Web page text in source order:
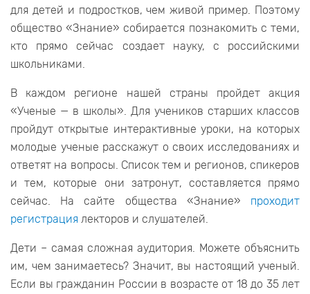
для детей и подростков, чем живой пример. Поэтому
общество «Знание» собирается познакомить с теми,
кто прямо сейчас создает науку, с российскими
школьниками.
В каждом регионе нашей страны пройдет акция
«Ученые — в школы». Для учеников старших классов
пройдут открытые интерактивные уроки, на которых
молодые ученые расскажут о своих исследованиях и
ответят на вопросы. Список тем и регионов, спикеров
и тем, которые они затронут, составляется прямо
сейчас. На сайте общества «Знание» проходит
регистрация лекторов и слушателей.
Дети – самая сложная аудитория. Можете объяснить
им, чем занимаетесь? Значит, вы настоящий ученый.
Если вы гражданин России в возрасте от 18 до 35 лет